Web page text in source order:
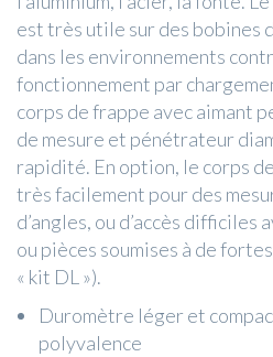
est très utile sur des bobines
dans les environnements
fonctionnement par
corps de frappe avec aimant
de mesure et pénétrateur
rapidité. En option, le corps
très facilement pour des
d’angles, ou d’accès
ou pièces soumises à de
« kit DL »).
Duromètre léger et
polyvalence